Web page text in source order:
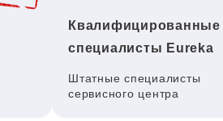
Квалифицированные
специалисты Eureka
Штатные специалисты
сервисного центра